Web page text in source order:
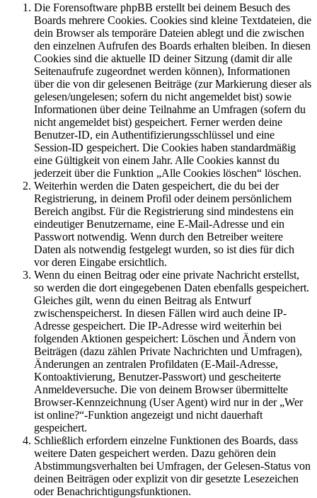
Die Forensoftware phpBB erstellt bei deinem Besuch des
Boards mehrere Cookies. Cookies sind kleine Textdateien, die
dein Browser als temporäre Dateien ablegt und die zwischen
den einzelnen Aufrufen des Boards erhalten bleiben. In diesen
Cookies sind die aktuelle ID deiner Sitzung (damit dir alle
Seitenaufrufe zugeordnet werden können), Informationen
über die von dir gelesenen Beiträge (zur Markierung dieser als
gelesen/ungelesen; sofern du nicht angemeldet bist) sowie
Informationen über deine Teilnahme an Umfragen (sofern du
nicht angemeldet bist) gespeichert. Ferner werden deine
Benutzer-ID, ein Authentifizierungsschlüssel und eine
Session-ID gespeichert. Die Cookies haben standardmäßig
eine Gültigkeit von einem Jahr. Alle Cookies kannst du
jederzeit über die Funktion „Alle Cookies löschen“ löschen.
Weiterhin werden die Daten gespeichert, die du bei der
Registrierung, in deinem Profil oder deinem persönlichem
Bereich angibst. Für die Registrierung sind mindestens ein
eindeutiger Benutzername, eine E-Mail-Adresse und ein
Passwort notwendig. Wenn durch den Betreiber weitere
Daten als notwendig festgelegt wurden, so ist dies für dich
vor deren Eingabe ersichtlich.
Wenn du einen Beitrag oder eine private Nachricht erstellst,
so werden die dort eingegebenen Daten ebenfalls gespeichert.
Gleiches gilt, wenn du einen Beitrag als Entwurf
zwischenspeicherst. In diesen Fällen wird auch deine IP-
Adresse gespeichert. Die IP-Adresse wird weiterhin bei
folgenden Aktionen gespeichert: Löschen und Ändern von
Beiträgen (dazu zählen Private Nachrichten und Umfragen),
Änderungen an zentralen Profildaten (E-Mail-Adresse,
Kontoaktivierung, Benutzer-Passwort) und gescheiterte
Anmeldeversuche. Die von deinem Browser übermittelte
Browser-Kennzeichnung (User Agent) wird nur in der „Wer
ist online?“-Funktion angezeigt und nicht dauerhaft
gespeichert.
Schließlich erfordern einzelne Funktionen des Boards, dass
weitere Daten gespeichert werden. Dazu gehören dein
Abstimmungsverhalten bei Umfragen, der Gelesen-Status von
deinen Beiträgen oder explizit von dir gesetzte Lesezeichen
oder Benachrichtigungsfunktionen.